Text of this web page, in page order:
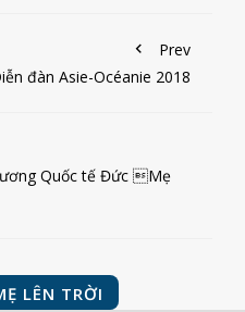
Prev
đàn Asie-Océanie 2018
Quốc tế Đức Mẹ
LÊN TRỜI